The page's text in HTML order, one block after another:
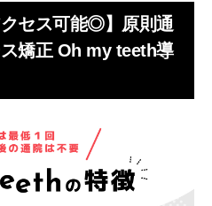
クセス可能◎】原則通
矯正 Oh my teeth導